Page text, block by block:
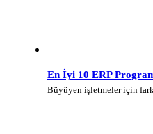
En İyi 10 ERP
Büyüyen işletmeler için